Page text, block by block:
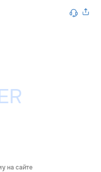
на сайте